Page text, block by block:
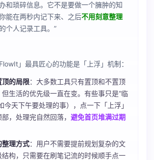
和琐碎信息。它不是要做一个臃肿的知
能在两秒内记下来、之后不用刻意整理
个人记录工具。”
」最具匠心的功能是「上浮」机制：
顶的局限：大多数工具只有置顶和不置顶
生活的优先级一直在变。有些事只是“临
今天下午要处理的事），点一下「上浮」
，处理完自然回落， 避免首页堆满过期
整理方式：用户不需要提前规划复杂的文
构，只需要在刷笔记流的时候顺手点一